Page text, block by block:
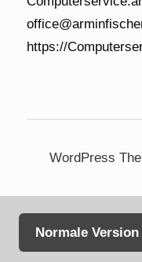
WordPress
Normale Version